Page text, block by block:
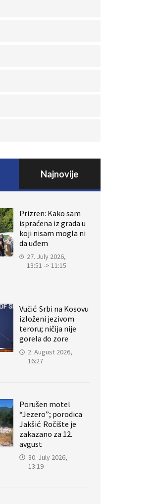
Najnovije
Prizren: Kako sam
ispraćena iz grada u
koji nisam mogla ni
da uđem
27. July 2026,
13:51 -> 11:15
Vučić: Srbi na Kosovu
izloženi jezivom
teroru; ničija nije
gorela do zore
2. August 2026,
16:27
Porušen motel
“Jezero”; porodica
Jakšić: Ročište je
zakazano za 12.
avgust
30. July 2026,
13:19